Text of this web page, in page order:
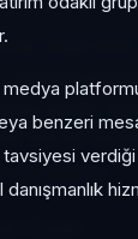
medya
benzeri
tavsiyesi
KAR PAYI
Serbest
içinde
bir fondur.